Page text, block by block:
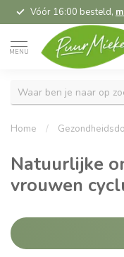
Vóór 16:00 besteld,
MENU
Home /
Natuurlijke
vrouwen